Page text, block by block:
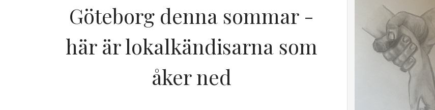
Göteborg denna sommar -
här är lokalkändisarna som
åker ned